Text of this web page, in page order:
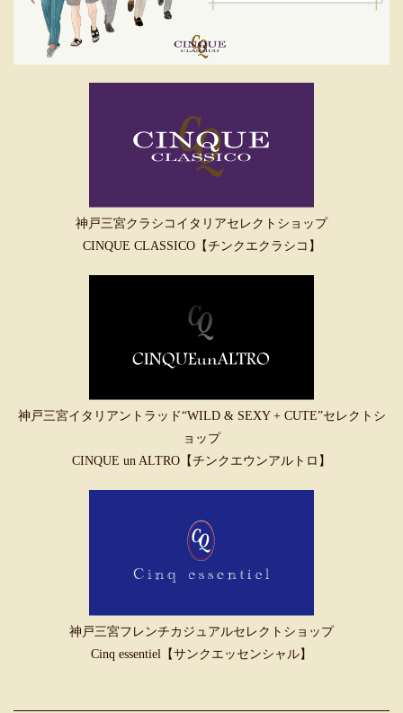
神戸三宮クラシコイタリアセレクトショップ
CINQUE CLASSICO【チンクエクラシコ】
神戸三宮イタリアントラッド“WILD & SEXY + CUTE”セレクトシ
ョップ
CINQUE un ALTRO【チンクエウンアルトロ】
神戸三宮フレンチカジュアルセレクトショップ
Cinq essentiel【サンクエッセンシャル】